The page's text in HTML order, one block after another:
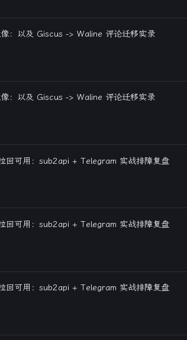
：以及 Giscus -> Waline 评论迁移实录
：以及 Giscus -> Waline 评论迁移实录
回可用：sub2api + Telegram 实战排障复盘
回可用：sub2api + Telegram 实战排障复盘
回可用：sub2api + Telegram 实战排障复盘